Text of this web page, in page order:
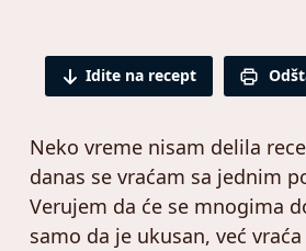
Idite na recept
Neko vreme nisam delila
danas se vraćam sa jednim
Verujem da će se mnogima
samo da je ukusan, već